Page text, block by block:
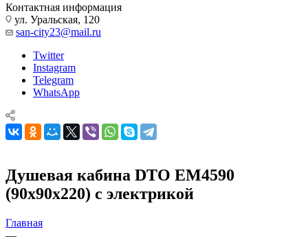
Контактная информация
ул. Уральская, 120
san-city23@mail.ru
Twitter
Instagram
Telegram
WhatsApp
Душевая кабина DTO EM4590
(90х90х220) с электрикой
Главная
—